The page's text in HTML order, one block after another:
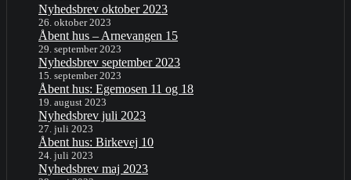
Nyhedsbrev oktober 2023
26. oktober 2023
Åbent hus – Arnevangen 15
29. september 2023
Nyhedsbrev september 2023
15. september 2023
Åbent hus: Egemosen 11 og 18
19. august 2023
Nyhedsbrev juli 2023
27. juli 2023
Åbent hus: Birkevej 10
24. juli 2023
Nyhedsbrev maj 2023